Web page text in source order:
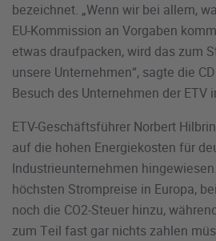
bezeichnet. „Wenn wir bei allem,
EU-Kommission an Vorgaben
etwas draufpacken, wird das zum
unsere Unternehmen“, sagte die
Besuch des Unternehmen der ETV
ETV-Geschäftsführer Norbert
auf die hohen Energiekosten für
Industrieunternehmen
höchsten Strompreise in Europa,
noch die CO2-Steuer hinzu,
zum Teil fast gar nichts zahlen